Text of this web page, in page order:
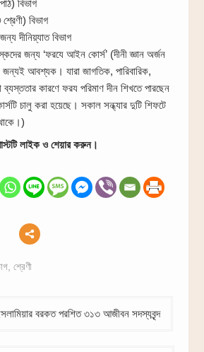
বিভাগ
বিভাগ
জন্য দীনিয়্যাত বিভাগ
জন্য ‘ফরযে আইন কোর্স’ (দীনী জ্ঞান অর্জন
জন্যই আবশ্যক। যারা জাগতিক, পারিবারিক,
ব্যস্ততার কারণে ফরয পরিমাণ দীন শিখতে পারছেন
চালু করা হয়েছে। সকাল সন্ধ্যার দুটি শিফটে
লাইক ও শেয়ার করুন।
, শ্রেণী
বরকত পরশিত ৩১৩ আজীবন সদস্যবৃন্দ